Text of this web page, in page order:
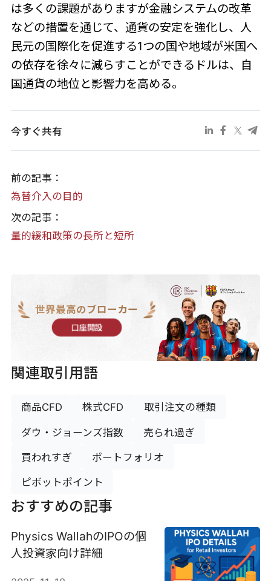
は多くの課題がありますが金融システムの改革
などの措置を通じて、通貨の安定を強化し、人
民元の国際化を促進する1つの国や地域が米国へ
の依存を徐々に減らすことができるドルは、自
国通貨の地位と影響力を高める。
今すぐ共有
前の記事：
為替介入の目的
次の記事：
量的緩和政策の長所と短所
世界最高のブローカー
口座開設
関連取引用語
商品CFD 株式CFD 取引注文の種類
ダウ・ジョーンズ指数 売られ過ぎ
買われすぎ ポートフォリオ
ピボットポイント
おすすめの記事
Physics WallahのIPOの個
人投資家向け詳細